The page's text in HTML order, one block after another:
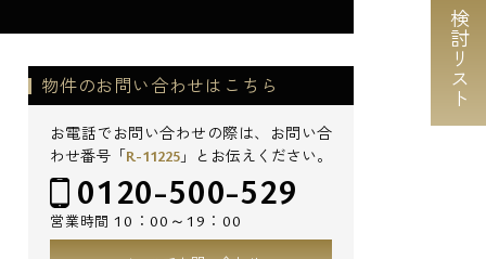
検討リスト
物件のお問い合わせはこちら
お電話でお問い合わせの際は、お問い合
わせ番号「R-11225 」とお伝えください。
0120-500-529
営業時間 10：00～19：00